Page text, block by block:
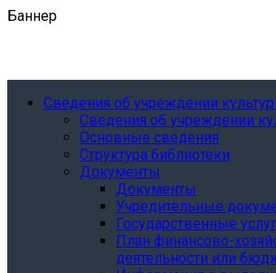
Баннер
Сведения об учреждении
Сведения об учреждении
Основные сведения
Структура библиотеки
Документы
Документы
Учредительные
Государственные
План финансово-
деятельности или